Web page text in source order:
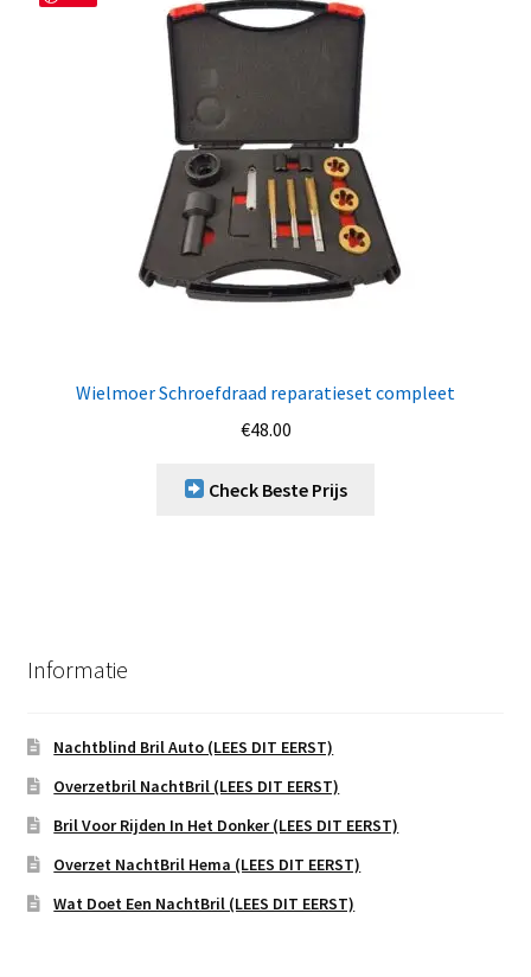
Wielmoer Schroefdraad reparatieset compleet
€48.00
Check Beste Prijs
Informatie
Nachtblind Bril Auto (LEES DIT EERST)
Overzetbril NachtBril (LEES DIT EERST)
Bril Voor Rijden In Het Donker (LEES DIT EERST)
Overzet NachtBril Hema (LEES DIT EERST)
Wat Doet Een NachtBril (LEES DIT EERST)